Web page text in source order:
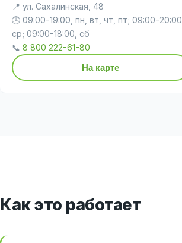
📍 ул. Сахалинская, 48
🕒 09:00-19:00, пн, вт, чт, пт; 09:00-20:00,
ср; 09:00-18:00, сб
📞 8 800 222-61-80
На карте
Как это работает